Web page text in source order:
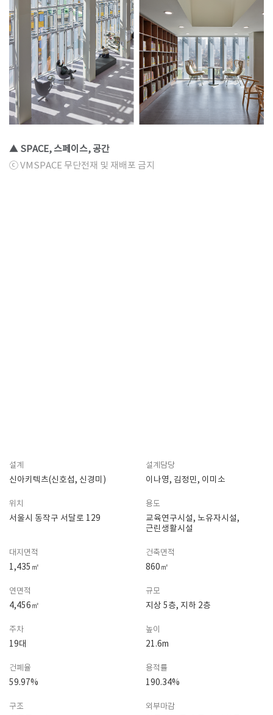
▲ SPACE, 스페이스, 공간
ⓒ VMSPACE 무단전재 및 재배포 금지
설계
신아키텍츠(신호섭, 신경미)
설계담당
이나영, 김정민, 이미소
위치
서울시 동작구 서달로 129
용도
교육연구시설, 노유자시설,
근린생활시설
대지면적
1,435㎡
건축면적
860㎡
연면적
4,456㎡
규모
지상 5층, 지하 2층
주차
19대
높이
21.6m
건폐율
59.97%
용적률
190.34%
구조 외부마감